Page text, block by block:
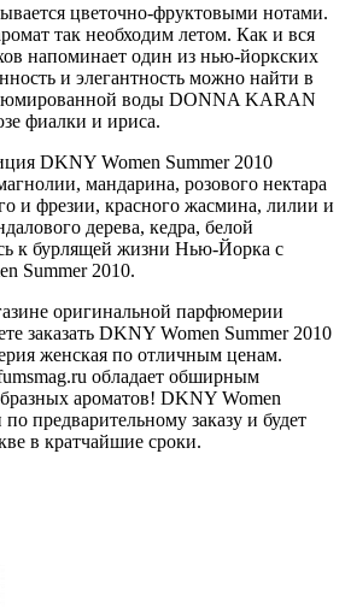
цветочно-фруктовыми нотами.
так необходим летом. Как и вся
напоминает один из нью-йоркских
и элегантность можно найти в
воды DONNA KARAN
фиалки и ириса.
DKNY Women Summer 2010
мандарина, розового нектара
и фрезии, красного жасмина, лилии и
дерева, кедра, белой
к бурлящей жизни Нью-Йорка с
Summer 2010.
оригинальной парфюмерии
заказать DKNY Women Summer 2010
женская по отличным ценам.
обладает обширным
ароматов! DKNY Women
предварительному заказу и будет
в кратчайшие сроки.